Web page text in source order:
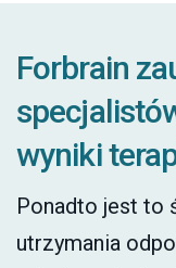
Forbrain
wyniki
Ponadto jest to
utrzymania